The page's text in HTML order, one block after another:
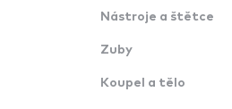
Nástroje a štětce
Zuby
Koupel a tělo